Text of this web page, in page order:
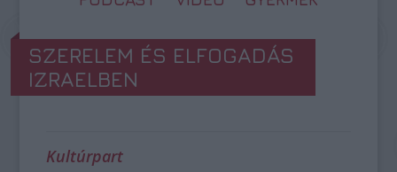
SZERELEM ÉS ELFOGADÁS
IZRAELBEN
Kultúrpart